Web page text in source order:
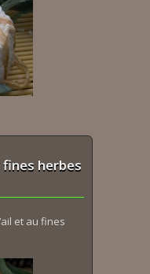
herbes
et au fines